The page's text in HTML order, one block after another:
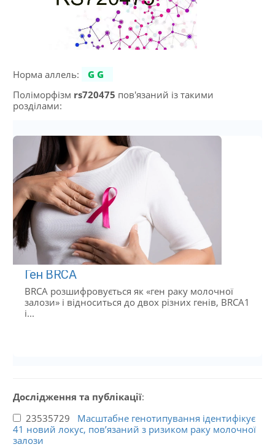
Норма аллель:
GG
Поліморфізм rs720475 пов'язаний із такими
розділами:
Ген BRCA
BRCA розшифровується як «ген раку молочної
залози» і відноситься до двох різних генів, BRCA1
і...
Дослідження та публікації:
23535729 Масштабне генотипування ідентифікує
41 новий локус, пов’язаний з ризиком раку молочної
залози